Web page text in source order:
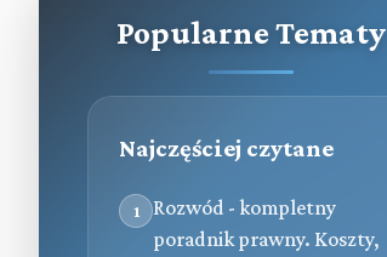
Popularne Tematy
Najczęściej czytane
1
Rozwód - kompletny
poradnik prawny. Koszty,